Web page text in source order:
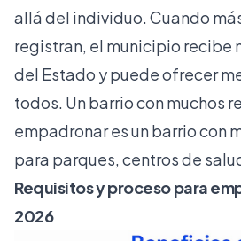
allá del individuo. Cuando
registran, el municipio recibe
del Estado y puede ofrecer
todos. Un barrio con muchos
empadronar es un barrio con
para parques, centros de
Requisitos y proceso para
2026